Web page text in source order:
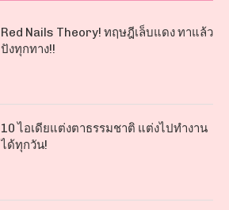
Red Nails Theory! ทฤษฎีเล็บแดง ทาแล้ว
ปังทุกทาง!!
10 ไอเดียแต่งตาธรรมชาติ แต่งไปทำงาน
ได้ทุกวัน!